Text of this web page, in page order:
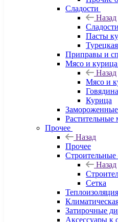
Сладости
Назад
Сладости
Пасты
Приправы и
Мясо и курица
Назад
Мясо и
Говядина
Курица
Растительные
Прочее
Назад
Прочее
Строительные
Назад
Сетка
Теплоизоляция
Затирочные
Аксессуары к